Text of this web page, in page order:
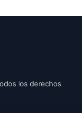
los derechos